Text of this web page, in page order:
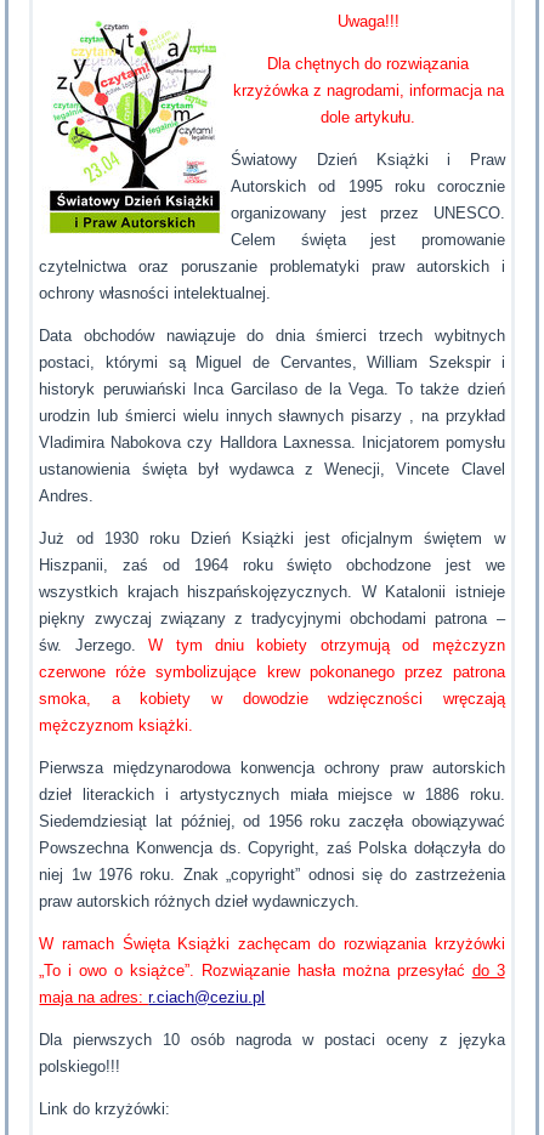
Uwaga!!!
Dla chętnych do rozwiązania
krzyżówka z nagrodami, informacja na
dole artykułu.
Światowy Dzień Książki i Praw
Autorskich od 1995 roku corocznie
organizowany jest przez UNESCO.
Celem święta jest promowanie
czytelnictwa oraz poruszanie problematyki praw autorskich i
ochrony własności intelektualnej.
Data obchodów nawiązuje do dnia śmierci trzech wybitnych
postaci, którymi są Miguel de Cervantes, William Szekspir i
historyk peruwiański Inca Garcilaso de la Vega. To także dzień
urodzin lub śmierci wielu innych sławnych pisarzy , na przykład
Vladimira Nabokova czy Halldora Laxnessa. Inicjatorem pomysłu
ustanowienia święta był wydawca z Wenecji, Vincete Clavel
Andres.
Już od 1930 roku Dzień Książki jest oficjalnym świętem w
Hiszpanii, zaś od 1964 roku święto obchodzone jest we
wszystkich krajach hiszpańskojęzycznych. W Katalonii istnieje
piękny zwyczaj związany z tradycyjnymi obchodami patrona –
św. Jerzego.W tym dniu kobiety otrzymują od mężczyzn
czerwone róże symbolizujące krew pokonanego przez patrona
smoka, a kobiety w dowodzie wdzięczności wręczają
mężczyznom książki.
Pierwsza międzynarodowa konwencja ochrony praw autorskich
dzieł literackich i artystycznych miała miejsce w 1886 roku.
Siedemdziesiąt lat później, od 1956 roku zaczęła obowiązywać
Powszechna Konwencja ds. Copyright, zaś Polska dołączyła do
niej 1w 1976 roku. Znak „copyright” odnosi się do zastrzeżenia
praw autorskich różnych dzieł wydawniczych.
W ramach Święta Książki zachęcam do rozwiązania krzyżówki
„To i owo o książce”. Rozwiązanie hasła można przesyłać do 3
maja na adres:r.ciach@ceziu.pl
Dla pierwszych 10 osób nagroda w postaci oceny z języka
polskiego!!!
Link do krzyżówki: